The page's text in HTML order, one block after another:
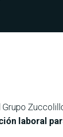
laboral